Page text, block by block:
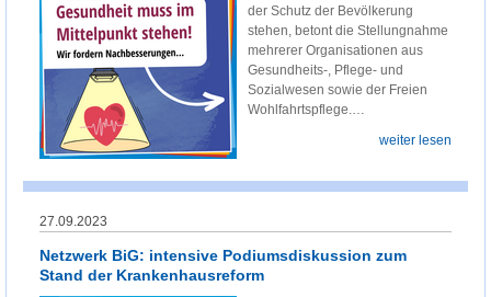
der Schutz der Bevölkerung
stehen, betont die Stellungnahme
mehrerer Organisationen aus
Gesundheits-, Pflege- und
Sozialwesen sowie der Freien
Wohlfahrtspflege.…
weiter lesen
27.09.2023
Netzwerk BiG: intensive Podiumsdiskussion zum
Stand der Krankenhausreform